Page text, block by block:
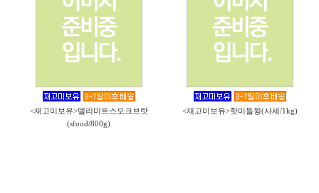
<재고미보유>델리미트스모크브랏
(sfood/800g)
<재고미보유>핫미들윙(사세/1kg)